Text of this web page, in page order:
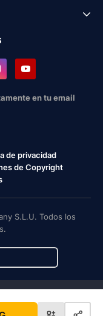
en tu email
de privacidad
de Copyright
S.L.U. Todos los